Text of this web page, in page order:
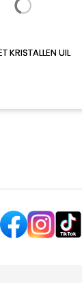
KRISTALLEN UIL